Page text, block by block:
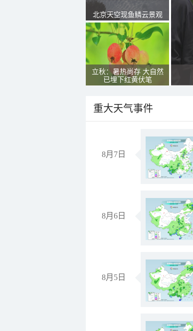
北京天空现鱼鳞云景观
立秋：暑热尚存 大自然
已埋下红黄伏笔
重大天气事件
8月7日
8月6日
8月5日